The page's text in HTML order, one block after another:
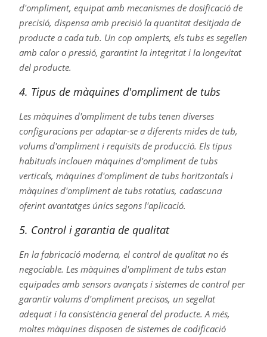
d'ompliment, equipat amb mecanismes de dosificació de
precisió, dispensa amb precisió la quantitat desitjada de
producte a cada tub. Un cop omplerts, els tubs es segellen
amb calor o pressió, garantint la integritat i la longevitat
del producte.
4. Tipus de màquines d'ompliment de tubs
Les màquines d'ompliment de tubs tenen diverses
configuracions per adaptar-se a diferents mides de tub,
volums d'ompliment i requisits de producció. Els tipus
habituals inclouen màquines d'ompliment de tubs
verticals, màquines d'ompliment de tubs horitzontals i
màquines d'ompliment de tubs rotatius, cadascuna
oferint avantatges únics segons l'aplicació.
5. Control i garantia de qualitat
En la fabricació moderna, el control de qualitat no és
negociable. Les màquines d'ompliment de tubs estan
equipades amb sensors avançats i sistemes de control per
garantir volums d'ompliment precisos, un segellat
adequat i la consistència general del producte. A més,
moltes màquines disposen de sistemes de codificació